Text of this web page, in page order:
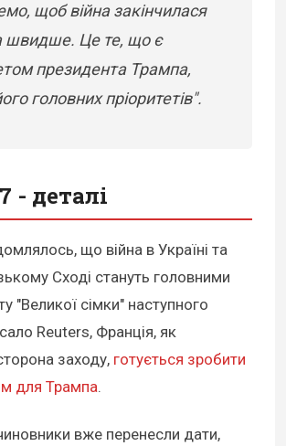
щоб війна закінчилася
швидше. Це те, що є
президента Трампа,
головних пріоритетів".
- деталі
що війна в Україні та
Сході стануть головними
"Великої сімки" наступного
Reuters, Франція, як
заходу, готується зробити
для Трампа.
вже перенесли дати,